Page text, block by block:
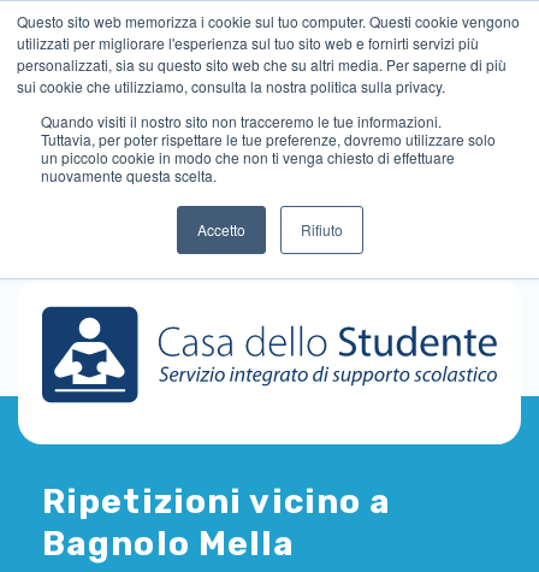
Questo sito web memorizza i cookie sul tuo computer. Questi cookie vengono
utilizzati per migliorare l'esperienza sul tuo sito web e fornirti servizi più
personalizzati, sia su questo sito web che su altri media. Per saperne di più
sui cookie che utilizziamo, consulta la nostra politica sulla privacy.
Quando visiti il ​​nostro sito non tracceremo le tue informazioni.
Tuttavia, per poter rispettare le tue preferenze, dovremo utilizzare solo
un piccolo cookie in modo che non ti venga chiesto di effettuare
nuovamente questa scelta.
Accetto Rifiuto
Ripetizioni vicino a
Bagnolo Mella